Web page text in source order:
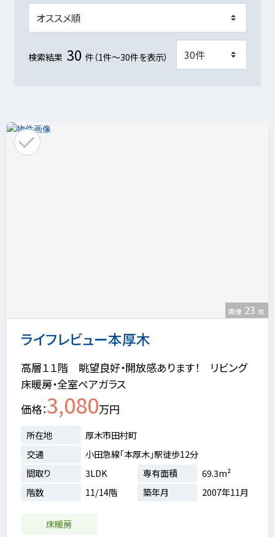
検索結果 30 件（1件～30件を表示）
ライフレビュー本厚木
画像 23 枚
高層１１階 眺望良好・開放感あります！ リビング
床暖房・全室ペアガラス
価格 3,080万円
所在地
厚木市田村町
交通
小田急線「本厚木」駅徒歩12分
間取り
3LDK 専有面積
69.3m²
階数
11/14階 築年月 2007年11月
床暖房